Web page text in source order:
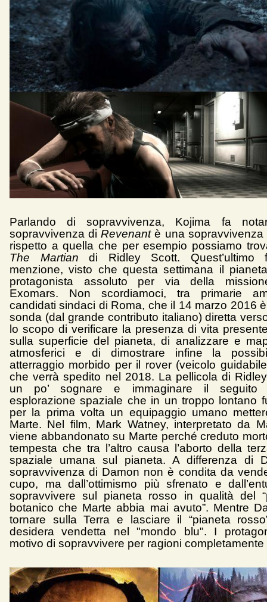
Parlando di sopravvivenza, Kojima fa
sopravvivenza diRevenantè una sopravvivenza
rispetto a quella che per esempio possiamo
The Martian di Ridley Scott. Quest’ultimo
menzione, visto che questa settimana il
protagonista assoluto per via della
Exomars. Non scordiamoci, tra primarie
candidati sindaci di Roma, che il 14 marzo 2016
sonda (dal grande contributo italiano) diretta
lo scopo di verificare la presenza di vita
sulla superficie del pianeta, di analizzare e
atmosferici e di dimostrare infine la
atterraggio morbido per il rover (veicolo guidabile
che verrà spedito nel 2018. La pellicola di
un po’ sognare e immaginare il seguito
esplorazione spaziale che in un troppo lontano
per la prima volta un equipaggio umano
Marte. Nel film, Mark Watney, interpretato da
viene abbandonato su Marte perché creduto
tempesta che tra l’altro causa l’aborto della
spaziale umana sul pianeta. A differenza di
sopravvivenza di Damon non è condita da
cupo, ma dall’ottimismo più sfrenato e
sopravvivere sul pianeta rosso in qualità del
botanico che Marte abbia mai avuto”. Mentre
tornare sulla Terra e lasciare il “pianeta
desidera vendetta nel "mondo blu". I
motivo di sopravvivere per ragioni